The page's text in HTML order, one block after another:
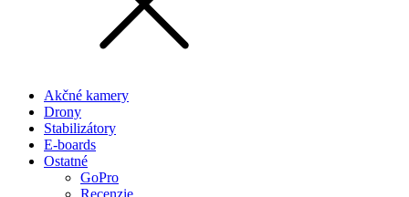
Akčné kamery
Drony
Stabilizátory
E-boards
Ostatné
GoPro